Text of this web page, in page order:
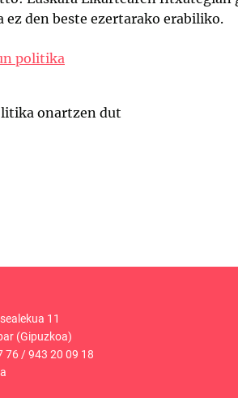
ez den beste ezertarako erabiliko.
politika
onartzen dut
11
(Gipuzkoa)
76/943 20 09 18